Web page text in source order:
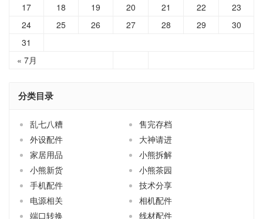
« 7月
17
18 19 20 21 22
23
24
25 26 27 28 29
30
31
分类目录
乱七八糟
售完存档
外设配件
大神请进
家居用品
小熊拆解
小熊新货
小熊茶园
手机配件
技术分享
电源相关
相机配件
端口转换
线材配件